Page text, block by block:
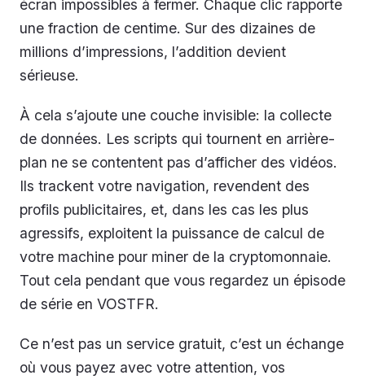
écran impossibles à fermer. Chaque clic rapporte
une fraction de centime. Sur des dizaines de
millions d’impressions, l’addition devient
sérieuse.
À cela s’ajoute une couche invisible: la collecte
de données. Les scripts qui tournent en arrière-
plan ne se contentent pas d’afficher des vidéos.
Ils trackent votre navigation, revendent des
profils publicitaires, et, dans les cas les plus
agressifs, exploitent la puissance de calcul de
votre machine pour miner de la cryptomonnaie.
Tout cela pendant que vous regardez un épisode
de série en VOSTFR.
Ce n’est pas un service gratuit, c’est un échange
où vous payez avec votre attention, vos